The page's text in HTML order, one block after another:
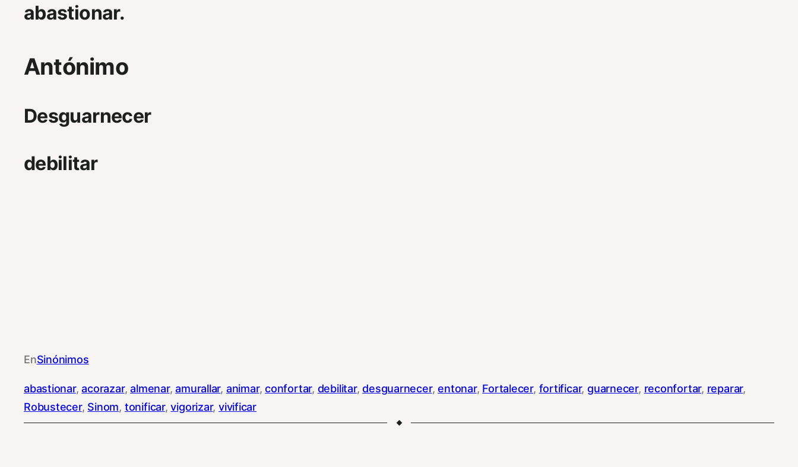
abastionar.
Antónimo
Desguarnecer
debilitar
EnSinónimos
abastionar, acorazar, almenar, amurallar, animar, confortar, debilitar, desguarnecer, entonar, Fortalecer, fortificar, guarnecer, reconfortar, reparar
Robustecer, Sinom, tonificar, vigorizar, vivificar